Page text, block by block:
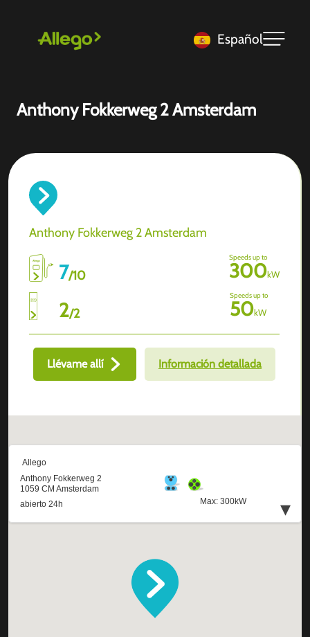
Español
Anthony Fokkerweg 2 Amsterdam
Anthony Fokkerweg 2 Amsterdam
7/10
Speeds up to
300kW
2/2
Speeds up to
50kW
Llévame allí Información detallada